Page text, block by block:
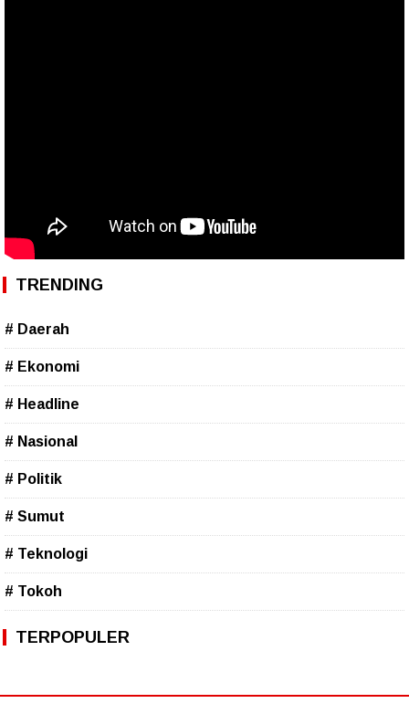
TRENDING
# Daerah
# Ekonomi
# Headline
# Nasional
# Politik
# Sumut
# Teknologi
# Tokoh
TERPOPULER